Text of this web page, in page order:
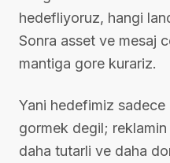
hedefliyoruz, hangi
Sonra asset ve mesaj
mantiga gore kurariz.
Yani hedefimiz
gormek degil;
daha tutarli ve daha